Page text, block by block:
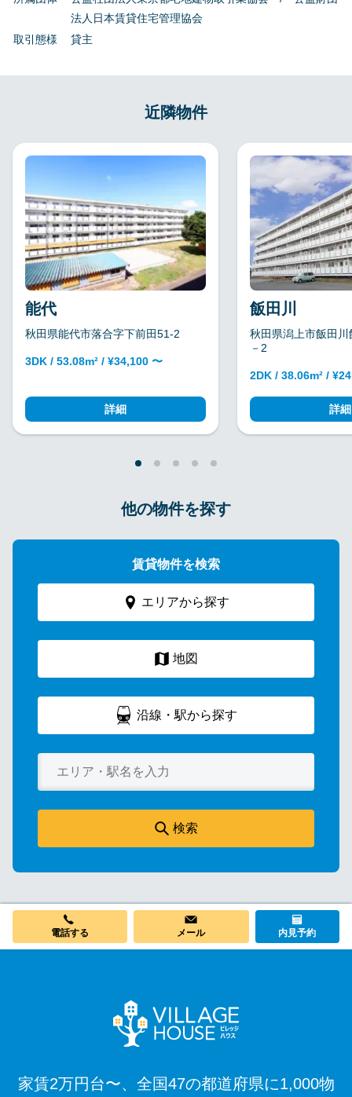
法人日本賃貸住宅管理協会
取引態様
貸主
近隣物件
能代
秋田県能代市落合字下前田51-2
3DK / 53.08m² / ¥34,100 〜
詳細
飯田川
秋田県潟上市飯田
－2
2DK / 38.06m² /
詳細
他の物件を探す
賃貸物件を検索
エリアから探す
地図
沿線・駅から探す
検索
電話する メール 内見予約
家賃2万円台〜、全国47の都道府県に1,000物